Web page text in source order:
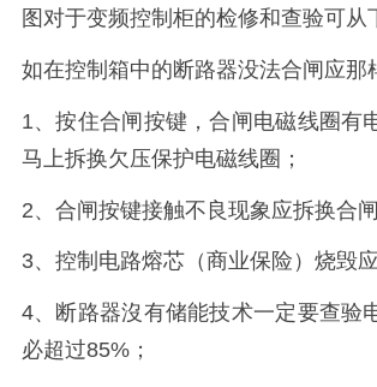
图对于变频控制柜的检修和查验可从
如在控制箱中的断路器没法合闸应那
1、按住合闸按键，合闸电磁线圈有
马上拆换欠压保护电磁线圈；
2、合闸按键接触不良现象应拆换合闸
3、控制电路熔芯（商业保险）烧毁
4、断路器沒有储能技术一定要查验
必超过85%；